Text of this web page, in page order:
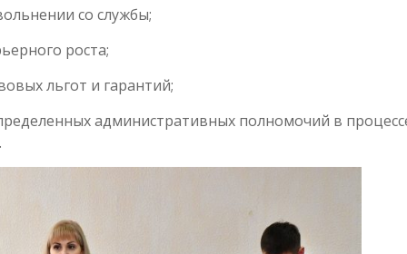
со службы;
роста;
льгот и гарантий;
административных полномочий в